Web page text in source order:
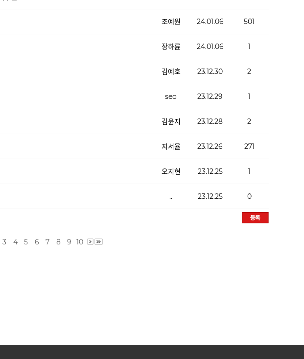
조예원 24.01.06 501
장하륜 24.01.06 1
김예호 23.12.30 2
seo 23.12.29 1
김윤지 23.12.28 2
지서율 23.12.26 271
오지현 23.12.25 1
.. 23.12.25 0
3 4 5 6 7 8 9 10